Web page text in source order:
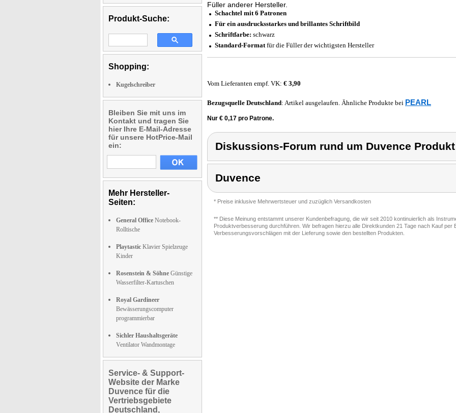
Produkt-Suche:
Shopping:
Kugelschreiber
Bleiben Sie mit uns im
Kontakt und tragen Sie
hier Ihre E-Mail-Adresse
für unsere HotPrice-Mail
ein:
Mehr Hersteller-
Seiten:
General Office Notebook-
Rolltische
Playtastic Klavier Spielzeuge
Kinder
Rosenstein & Söhne Günstige
Wasserfilter-Kartuschen
Royal Gardineer
Bewässerungscomputer
programmierbar
Sichler Haushaltsgeräte
Ventilator Wandmontage
Service- & Support-
Website der Marke
Duvence für die
Vertriebsgebiete
Deutschland,
Füller anderer Hersteller.
Schachtel mit 6 Patronen
Für ein ausdrucksstarkes und brillantes Schriftbild
Schriftfarbe: schwarz
Standard-Formatfür die Füller der wichtigsten Hersteller
Vom Lieferanten empf. VK: € 3,90
Bezugsquelle Deutschland: Artikel ausgelaufen. Ähnliche Produkte bei PEARL
Nur € 0,17 pro Patrone.
Diskussions-Forum rund um Duvence
Duvence
* Preise inklusive Mehrwertsteuer und zuzüglich Versandkosten
** Diese Meinung entstammt unserer Kundenbefragung, die wir seit 2010 kontinuierlich als
Produktverbesserung durchführen. Wir befragen hierzu alle Direktkunden 21 Tage nach Kauf per
Verbesserungsvorschlägen mit der Lieferung sowie den bestellten Produkten.